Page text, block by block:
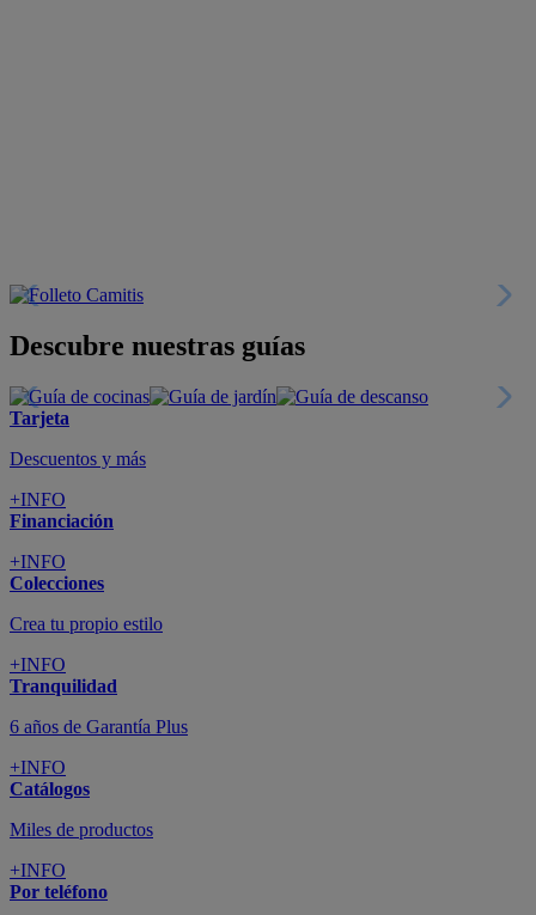
Descubre nuestras guías
Tarjeta
Descuentos y más
+INFO
Financiación
+INFO
Colecciones
Crea tu propio estilo
+INFO
Tranquilidad
6 años de Garantía Plus
+INFO
Catálogos
Miles de productos
+INFO
Por teléfono